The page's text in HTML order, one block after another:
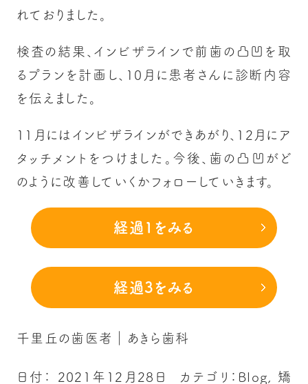
れておりました。
検査の結果、インビザラインで前歯の凸凹を取
るプランを計画し、10月に患者さんに診断内容
を伝えました。
11月にはインビザラインができあがり、12月にア
タッチメントをつけました。今後、歯の凸凹がど
のように改善していくかフォローしていきます。
経過1をみる
経過3をみる
千里丘の歯医者｜あきら歯科
日付： 2021年12月28日 カテゴリ： Blog
矯